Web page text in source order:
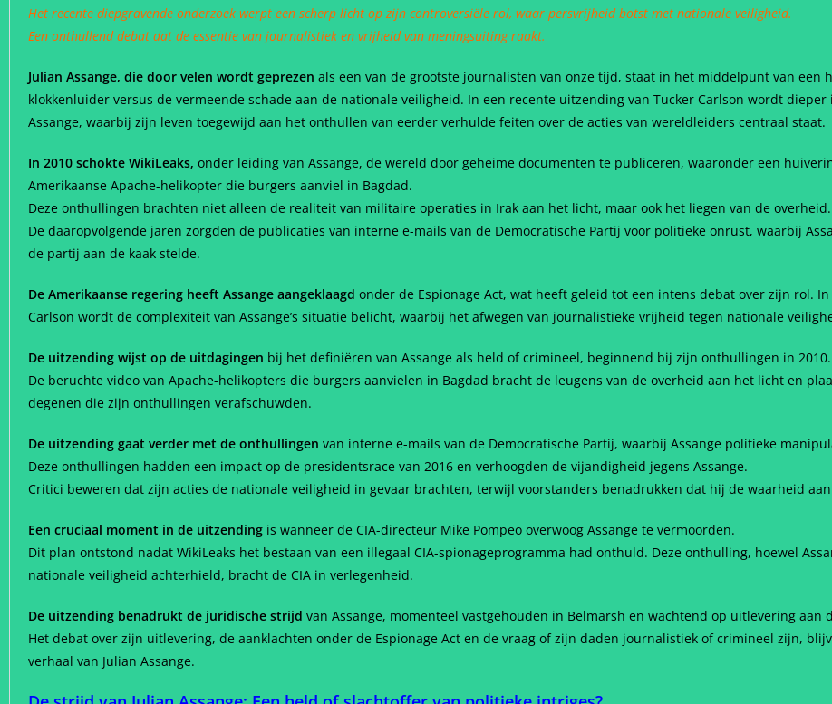
Het recente diepgravende onderzoek werpt een scherp licht op zijn controversiële rol, waar persvrijheid botst met nationale veiligheid.
Een onthullend debat dat de essentie van journalistiek en vrijheid van meningsuiting raakt.
Julian Assange, die door velen wordt geprezen als een van de grootste journalisten van onze tijd, staat in het middelpunt van een
klokkenluider versus de vermeende schade aan de nationale veiligheid. In een recente uitzending van Tucker Carlson wordt dieper
Assange, waarbij zijn leven toegewijd aan het onthullen van eerder verhulde feiten over de acties van wereldleiders centraal staat.
In 2010 schokte WikiLeaks, onder leiding van Assange, de wereld door geheime documenten te publiceren, waaronder een
Amerikaanse Apache-helikopter die burgers aanviel in Bagdad.
Deze onthullingen brachten niet alleen de realiteit van militaire operaties in Irak aan het licht, maar ook het liegen van de overheid.
De daaropvolgende jaren zorgden de publicaties van interne e-mails van de Democratische Partij voor politieke onrust, waarbij
de partij aan de kaak stelde.
De Amerikaanse regering heeft Assange aangeklaagd onder de Espionage Act, wat heeft geleid tot een intens debat over zijn rol.
Carlson wordt de complexiteit van Assange’s situatie belicht, waarbij het afwegen van journalistieke vrijheid tegen nationale
De uitzending wijst op de uitdagingen bij het definiëren van Assange als held of crimineel, beginnend bij zijn onthullingen in 2010.
De beruchte video van Apache-helikopters die burgers aanvielen in Bagdad bracht de leugens van de overheid aan het licht en
degenen die zijn onthullingen verafschuwden.
De uitzending gaat verder met de onthullingen van interne e-mails van de Democratische Partij, waarbij Assange politieke
Deze onthullingen hadden een impact op de presidentsrace van 2016 en verhoogden de vijandigheid jegens Assange.
Critici beweren dat zijn acties de nationale veiligheid in gevaar brachten, terwijl voorstanders benadrukken dat hij de waarheid
Een cruciaal moment in de uitzending is wanneer de CIA-directeur Mike Pompeo overwoog Assange te vermoorden.
Dit plan ontstond nadat WikiLeaks het bestaan van een illegaal CIA-spionageprogramma had onthuld. Deze onthulling, hoewel
nationale veiligheid achterhield, bracht de CIA in verlegenheid.
De uitzending benadrukt de juridische strijd van Assange, momenteel vastgehouden in Belmarsh en wachtend op uitlevering aan
Het debat over zijn uitlevering, de aanklachten onder de Espionage Act en de vraag of zijn daden journalistiek of crimineel zijn,
verhaal van Julian Assange.